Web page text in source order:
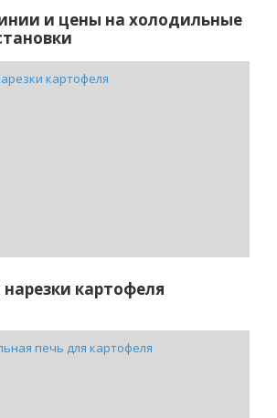
и цены на холодильные
картофеля